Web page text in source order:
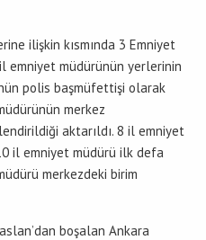
ilişkin kısmında 3 Emniyet
emniyet müdürünün yerlerinin
polis başmüfettişi olarak
merkez
aktarıldı. 8 il emniyet
il emniyet müdürü ilk defa
merkezdeki birim
boşalan Ankara